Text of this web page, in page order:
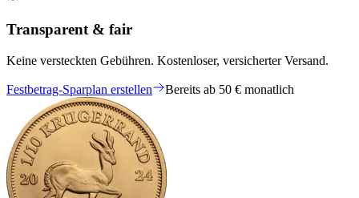
Transparent & fair
Keine versteckten Gebühren. Kostenloser, versicherter Versand.
Festbetrag-Sparplan erstellen Bereits ab 50 € monatlich